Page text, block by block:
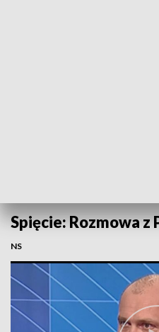
Spięcie: Rozmowa
NS